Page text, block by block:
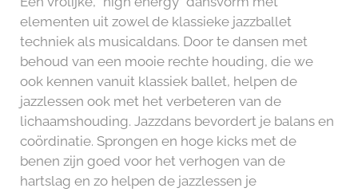
elementen uit zowel de klassieke jazzballet
techniek als musicaldans. Door te dansen met
behoud van een mooie rechte houding, die we
ook kennen vanuit klassiek ballet, helpen de
jazzlessen ook met het verbeteren van de
lichaamshouding. Jazzdans bevordert je balans en
coördinatie. Sprongen en hoge kicks met de
benen zijn goed voor het verhogen van de
hartslag en zo helpen de jazzlessen je